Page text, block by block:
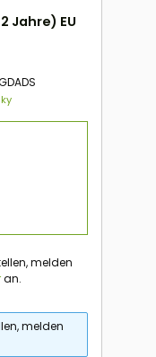
Jahre) EU
melden
an.
melden